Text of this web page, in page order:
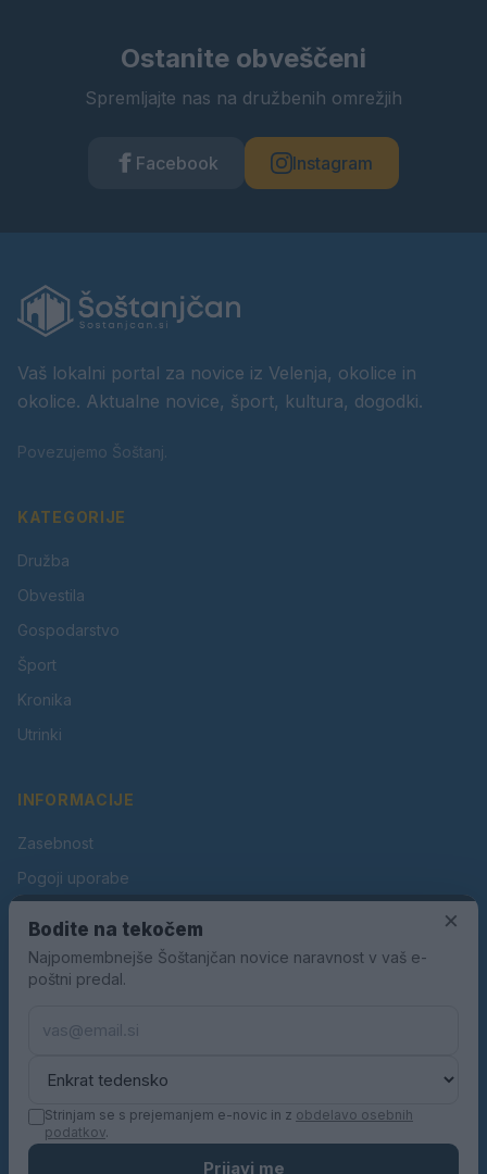
Ostanite obveščeni
Spremljajte nas na družbenih omrežjih
Facebook Instagram
Vaš lokalni portal za novice iz Velenja, okolice in
okolice. Aktualne novice, šport, kultura, dogodki.
Povezujemo Šoštanj.
KATEGORIJE
Družba
Obvestila
Gospodarstvo
Šport
Kronika
Utrinki
INFORMACIJE
Zasebnost
Pogoji uporabe
Oglaševanje
Kontakt
×
Bodite na tekočem
Najpomembnejše Šoštanjčan novice naravnost v vaš e-
poštni predal.
Strinjam se s prejemanjem e-novic in z obdelavo osebnih
podatkov.
Prijavi me